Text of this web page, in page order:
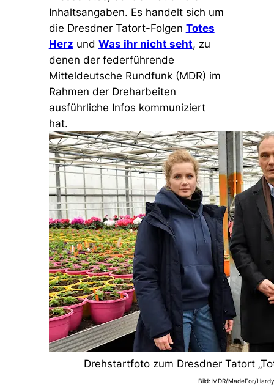
Inhaltsangaben. Es handelt sich um
die Dresdner Tatort-Folgen Totes
Herz und Was ihr nicht seht, zu
denen der federführende
Mitteldeutsche Rundfunk (MDR) im
Rahmen der Dreharbeiten
ausführliche Infos kommuniziert
hat.
Drehstartfoto zum Dresdner Tatort
Bild: MDR/MadeFor/